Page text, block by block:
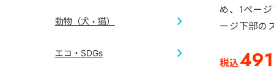
め、1ペー
ージ下部の
税込491
地図
短冊
動物（犬・猫）
犬
エコ・SDGs